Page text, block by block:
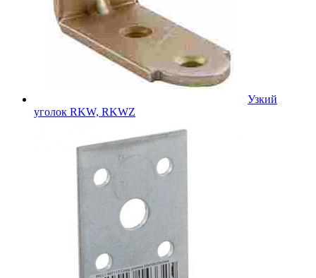
Узкий
уголок RKW, RKWZ